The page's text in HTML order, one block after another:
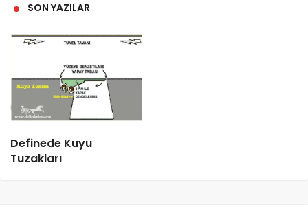
SON YAZILAR
Definede Kuyu
Tuzakları